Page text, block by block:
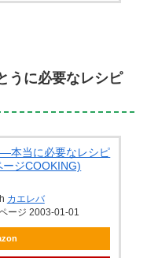
うに必要なレシピ
本当に必要なレシピ
ジCOOKING)
カエレバ
ージ 2003-01-01